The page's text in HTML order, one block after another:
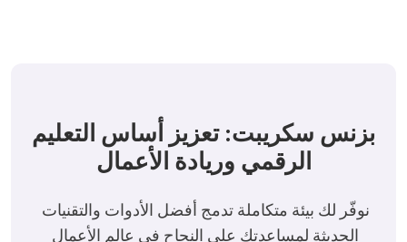
بزنس سكريبت: تعزيز أساس التعليم
الرقمي وريادة الأعمال
نوفّر لك بيئة متكاملة تدمج أفضل الأدوات والتقنيات
الحديثة لمساعدتك على النجاح في عالم الأعمال